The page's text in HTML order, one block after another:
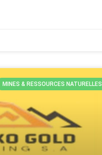
MINES & RESSOURCES NATURELLES